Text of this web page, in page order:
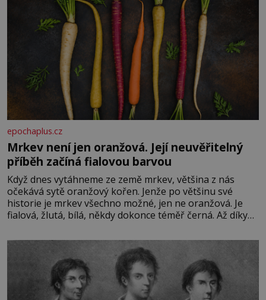
epochaplus.cz
Mrkev není jen oranžová. Její neuvěřitelný
příběh začíná fialovou barvou
Když dnes vytáhneme ze země mrkev, většina z nás
očekává sytě oranžový kořen. Jenže po většinu své
historie je mrkev všechno možné, jen ne oranžová. Je
fialová, žlutá, bílá, někdy dokonce téměř černá. Až díky
bez které si českou zahradu ani nedokážeme představit.